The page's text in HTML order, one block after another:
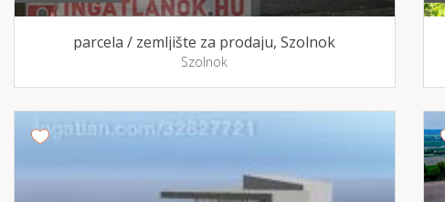
parcela / zemljište za prodaju, Szolnok
Szolnok